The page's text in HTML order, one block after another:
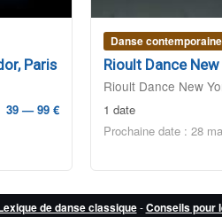
Paris
39 — 99 €
Danse contemporaine
Rioult Dance
Rioult Dance New
1 date
Prochaine date : 28
de danse classique-Conseils pour